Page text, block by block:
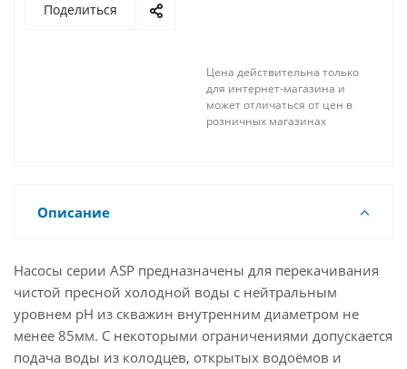
Поделиться
Цена действительна только
для интернет-магазина и
может отличаться от цен в
розничных магазинах
Описание
Насосы серии ASP предназначены для перекачивания
чистой пресной холодной воды с нейтральным
уровнем pH из скважин внутренним диаметром не
менее 85мм. С некоторыми ограничениями допускается
подача воды из колодцев, открытых водоёмов и